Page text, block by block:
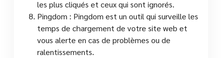
les plus cliqués et ceux qui sont ignorés.
Pingdom : Pingdom est un outil qui surveille les
temps de chargement de votre site web et
vous alerte en cas de problèmes ou de
ralentissements.